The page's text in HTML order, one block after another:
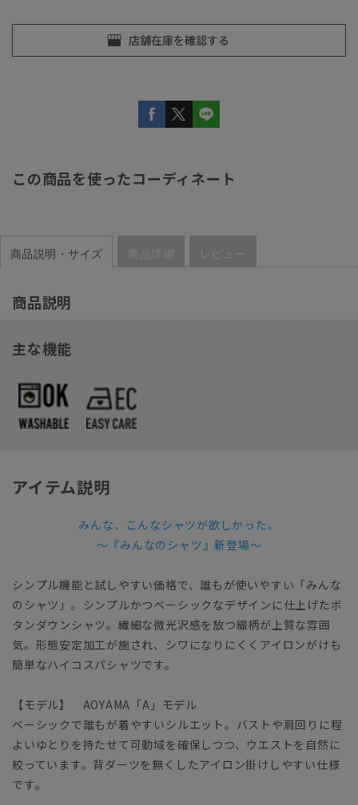
この商品を使ったコーディネート
商品説明・サイズ 商品詳細 レビュー
商品説明
主な機能
アイテム説明
みんな、こんなシャツが欲しかった。
～『みんなのシャツ』新登場～
シンプル機能と試しやすい価格で、誰もが使いやすい「みんな
のシャツ」。シンプルかつベーシックなデザインに仕上げたボ
タンダウンシャツ。繊細な微光沢感を放つ織柄が上質な雰囲
気。形態安定加工が施され、シワになりにくくアイロンがけも
簡単なハイコスパシャツです。
【モデル】 AOYAMA「A」モデル
ベーシックで誰もが着やすいシルエット。バストや肩回りに程
よいゆとりを持たせて可動域を確保しつつ、ウエストを自然に
絞っています。背ダーツを無くしたアイロン掛けしやすい仕様
です。